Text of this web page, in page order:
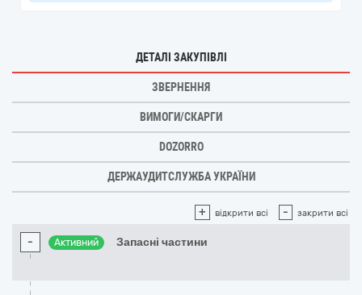
ДЕТАЛІ ЗАКУПІВЛІ
ЗВЕРНЕННЯ
ВИМОГИ/СКАРГИ
DOZORRO
ДЕРЖАУДИТСЛУЖБА УКРАЇНИ
+ відкрити всі - закрити всі
- Активний Запасні частини